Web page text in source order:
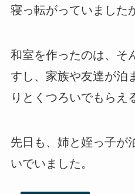
寝っ転がっていました
和室を作ったのは、そ
すし、家族や友達が泊
りとくつろいでもらえ
先日も、姉と姪っ子が
いでいました。